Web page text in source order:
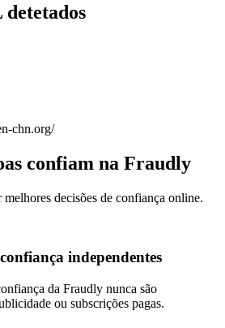
chn.org/
confiam na Fraudly
melhores decisões de confiança online.
independentes
da Fraudly nunca são
ou subscrições pagas.